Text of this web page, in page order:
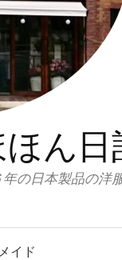
ん日
の日本製品の洋
イド